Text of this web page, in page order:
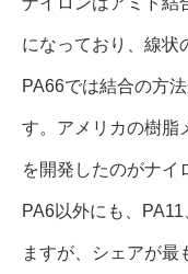
になっており、線状
PA66では結合の方
す。アメリカの樹脂
を開発したのがナイ
PA6以外にも、
ますが、シェアが最